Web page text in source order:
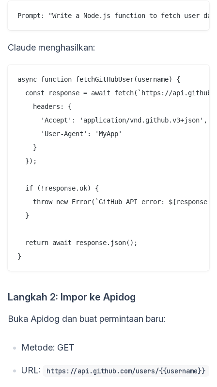
Claude menghasilkan:
async function fetchGitHubUser(username) {
const response = await fetch(`https://
    headers: {
      'Accept': 'application/vnd.github.v3+json',
      'User-Agent': 'MyApp'
    }
  });
  if (!response.ok) {
throw new Error(`GitHub API error:
  }
  return await response.json();
Langkah 2: Impor ke Apidog
Buka Apidog dan buat permintaan baru:
Metode: GET
URL: https://api.github.com/users/{{username}}